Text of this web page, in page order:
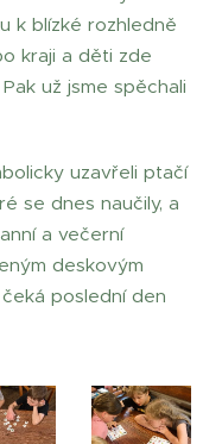
k blízké rozhledně
kraji a děti zde
už jsme spěchali
uzavřeli ptačí
se dnes naučily, a
a večerní
deskovým
poslední den